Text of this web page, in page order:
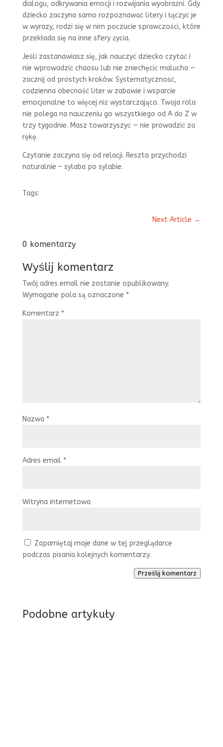
dialogu, odkrywania emocji i rozwijania wyobraźni. Gdy
dziecko zaczyna samo rozpoznawać litery i łączyć je
w wyrazy, rodzi się w nim poczucie sprawczości, które
przekłada się na inne sfery życia.
Jeśli zastanawiasz się, jak nauczyć dziecko czytać i
nie wprowadzić chaosu lub nie zniechęcić malucha —
zacznij od prostych kroków. Systematyczność,
codzienna obecność liter w zabawie i wsparcie
emocjonalne to więcej niż wystarczająco. Twoja rola
nie polega na nauczeniu go wszystkiego od A do Z w
trzy tygodnie. Masz towarzyszyć — nie prowadzić za
rękę.
Czytanie zaczyna się od relacji. Reszta przychodzi
naturalnie – sylaba po sylabie.
Tags:
Next Article →
0 komentarzy
Wyślij komentarz
Twój adres email nie zostanie opublikowany.
Wymagane pola są oznaczone *
Komentarz *
Nazwa *
Adres email *
Witryna internetowa
Zapamiętaj moje dane w tej przeglądarce
podczas pisania kolejnych komentarzy.
Prześlij komentarz
Podobne artykuły